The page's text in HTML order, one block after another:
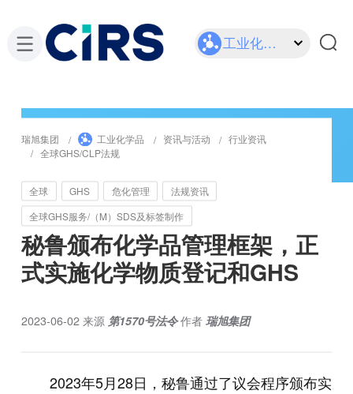
工业化学品
瑞旭集团 工业化学品 资讯与活动
行业资讯
全球GHS/CLP法规
全球 GHS 危化管理
法规资讯
全球GHS服务/（M）SDS及标签制作
秘鲁颁布化学品管理框架，正
式实施化学物质登记和GHS
2023-06-02 来源 第1570号法令 作者 瑞旭集团
2023年5月28日，秘鲁通过了议会程序颁布实